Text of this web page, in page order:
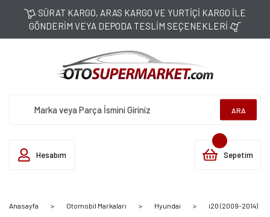
SÜRAT KARGO, ARAS KARGO VE YURTİÇİ KARGO İLE
GÖNDERİM VEYA DEPODA TESLİM SEÇENEKLERİ
ARA
Hesabım Sepetim
Anasayfa Otomobil Markaları Hyundai i20 (2009-2014)